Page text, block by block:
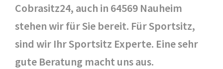
Cobrasitz24, auch in 64569 Nauheim
stehen wir für Sie bereit. Für Sportsitz,
sind wir Ihr Sportsitz Experte. Eine sehr
gute Beratung macht uns aus.